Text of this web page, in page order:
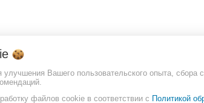
Вашего пользовательского опыта, сбора
файлов cookie в соответствии с Политикой